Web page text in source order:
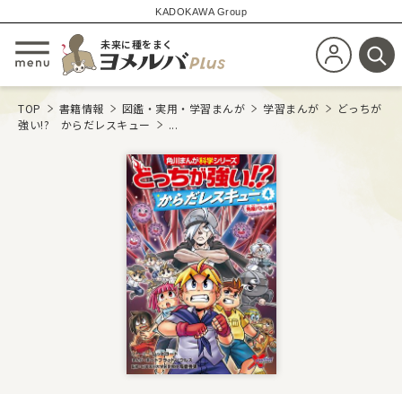
KADOKAWA Group
メニューを開閉する
未来に種をまく
新規会員登
検
TOP 書籍情報 図鑑・実用・学習まんが 学習まんが
どっちが
強い!? からだレスキュー
...